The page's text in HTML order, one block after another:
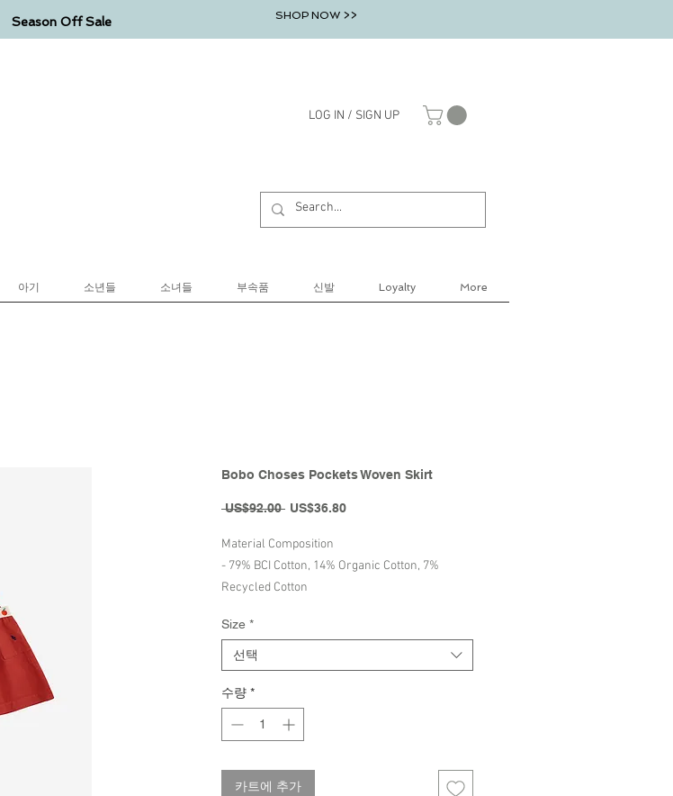
Season Off Sale SHOP NOW >>
LOG IN / SIGN UP
아기 소년들 소녀들 부속품 신발 Loyalty More
Bobo Choses Pockets Woven Skirt
US$92.00 일US$36.80할
Material Composition
- 79% BCI Cotton, 14% Organic Cotton, 7%
Recycled Cotton
Care Instructions
- Wash Cold-30°
- Do Not Bleach
- Iron Low
- No tumble dry
Size *
선택
수량 *
카트에 추가